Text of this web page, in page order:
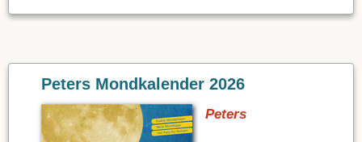
Peters Mondkalender 2026
Peters